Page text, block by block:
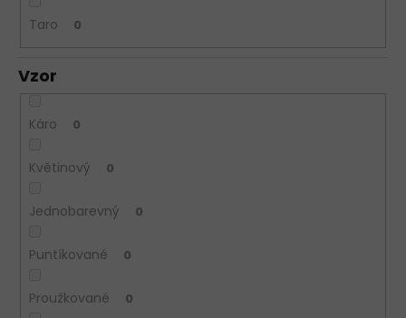
Taro 0
Vzor
Káro 0
Květinový 0
Jednobarevný 0
Puntíkované 0
Proužkované 0